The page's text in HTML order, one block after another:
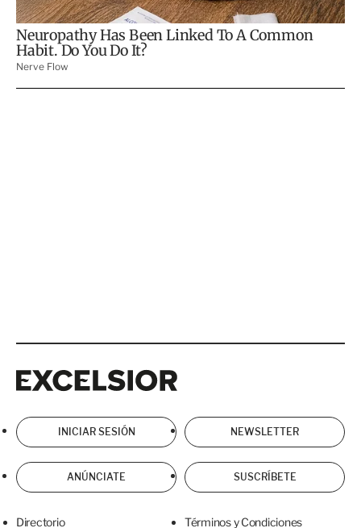
INICIAR SESIÓN NEWSLETTER
ANÚNCIATE SUSCRÍBETE
Directorio Términos y Condiciones